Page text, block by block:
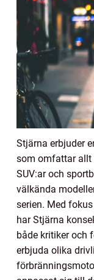
Stjärna erbjuder
som omfattar
SUV:ar och
välkända
serien. Med
har Stjärna
både kritiker och
erbjuda olika